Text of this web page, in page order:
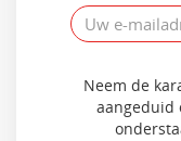
Neem de
aangeduid